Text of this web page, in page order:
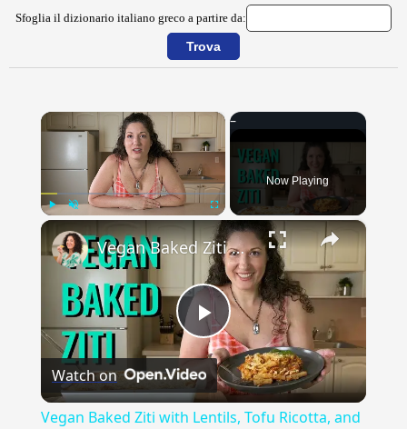
Sfoglia il dizionario italiano greco a partire da:
×
Fullscreen
Now Playing
×
Play
Video
Vegan Baked Ziti with Lentils, Tofu Ricotta, and Cashew Mozzarella
Watch on
Vegan Baked Ziti with Lentils, Tofu Ricotta, and